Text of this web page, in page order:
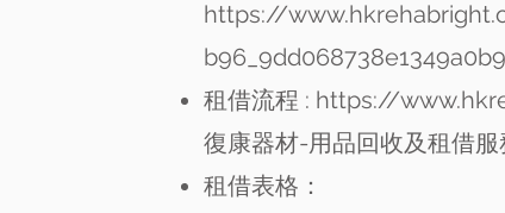
https://
租借流程 : https://
復康器材-用品回收及租借服
租借表格：